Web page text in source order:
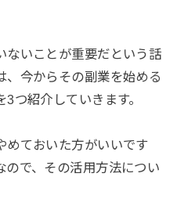
ないことが重要だという話
、今からその副業を始める
つ紹介していきます。
めておいた方がいいです
ので、その活用方法につい